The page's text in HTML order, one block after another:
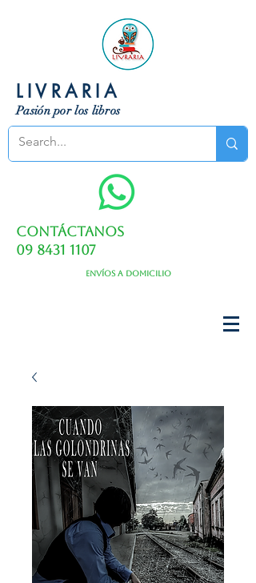
LIVRARIA
Pasión por los libros
Contáctanos
09 8431 1107
Envíos a domicilio